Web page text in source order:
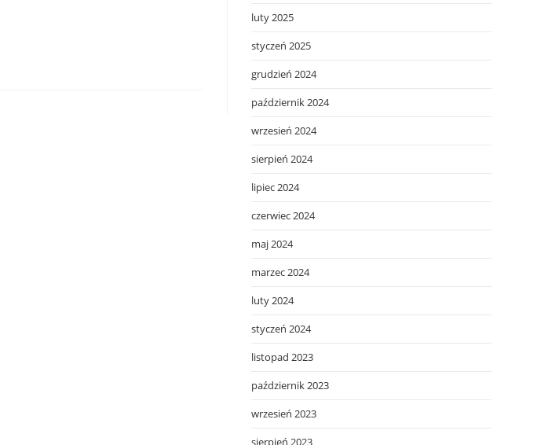
luty 2025
styczeń 2025
grudzień 2024
październik 2024
wrzesień 2024
sierpień 2024
lipiec 2024
czerwiec 2024
maj 2024
marzec 2024
luty 2024
styczeń 2024
listopad 2023
październik 2023
wrzesień 2023
sierpień 2023